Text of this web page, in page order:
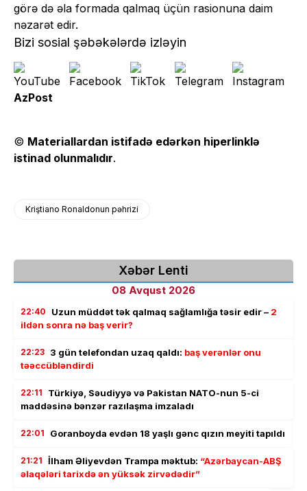
görə də əla formada qalmaq üçün rasionuna daim
nəzarət edir.
Bizi sosial şəbəkələrdə izləyin
AzPost
© Materiallardan istifadə edərkən hiperlinklə
istinad olunmalıdır.
Kriştiano Ronaldonun pəhrizi
Xəbər Lenti
08 Avqust 2026
22:40 Uzun müddət tək qalmaq sağlamlığa təsir edir – 2
ildən sonra nə baş verir?
22:23 3 gün telefondan uzaq qaldı: baş verənlər onu
təəccübləndirdi
22:11
Türkiyə, Səudiyyə və Pakistan NATO-nun 5-ci
maddəsinə bənzər razılaşma imzaladı
22:01 Goranboyda evdən 18 yaşlı gənc qızın meyiti tapıldı
21:21 İlham Əliyevdən Trampa məktub: “Azərbaycan-ABŞ
əlaqələri tarixdə ən yüksək zirvədədir”